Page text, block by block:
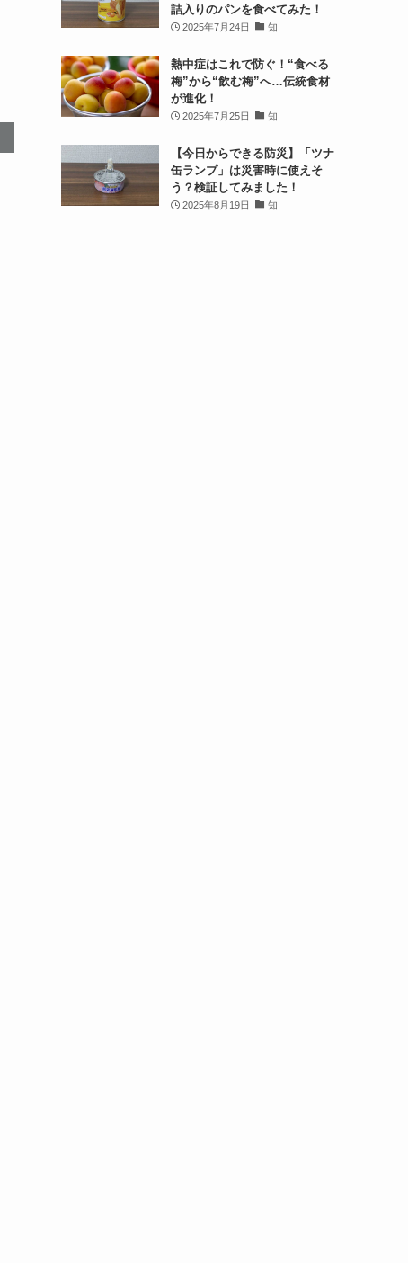
詰入りのパンを食べてみた！
2025年7月24日 知
熱中症はこれで防ぐ！“食べる
梅”から“飲む梅”へ…伝統食材
が進化！
2025年7月25日 知
【今日からできる防災】「ツナ
缶ランプ」は災害時に使えそ
う？検証してみました！
2025年8月19日 知